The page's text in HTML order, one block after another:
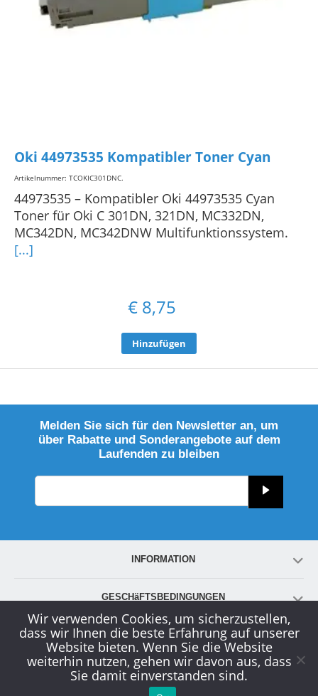
Oki 44973535 Kompatibler Toner Cyan
Artikelnummer: TCOKIC301DNC.
44973535 – Kompatibler Oki 44973535 Cyan
Toner für Oki C 301DN, 321DN, MC332DN,
MC342DN, MC342DNW Multifunktionssystem.
[...]
€ 8,75
Hinzufügen
Melden Sie sich für den Newsletter an, um
über Rabatte und Sonderangebote auf dem
Laufenden zu bleiben
INFORMATION
GESCHäFTSBEDINGUNGEN
KONTO
KUNDENDIENST
Wir verwenden Cookies, um sicherzustellen,
dass wir Ihnen die beste Erfahrung auf unserer
Website bieten. Wenn Sie die Website
weiterhin nutzen, gehen wir davon aus, dass
Sie damit einverstanden sind.